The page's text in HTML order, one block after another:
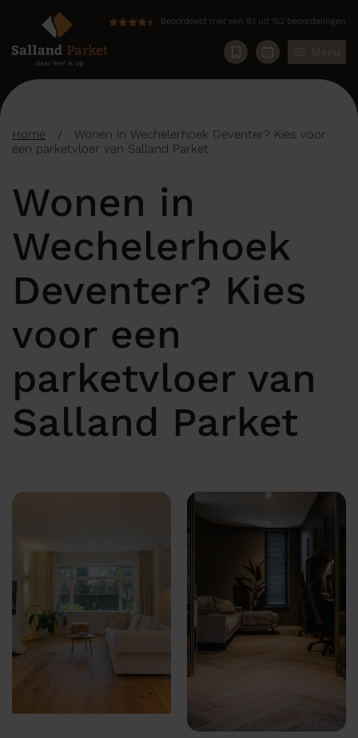
Beoordeeld met een 9.1 uit 152 beoordelingen
Menu
Home /
Wonen in Wechelerhoek Deventer? Kies voor
een parketvloer van Salland Parket
Wonen in
Wechelerhoek
Deventer? Kies
voor een
parketvloer van
Salland Parket